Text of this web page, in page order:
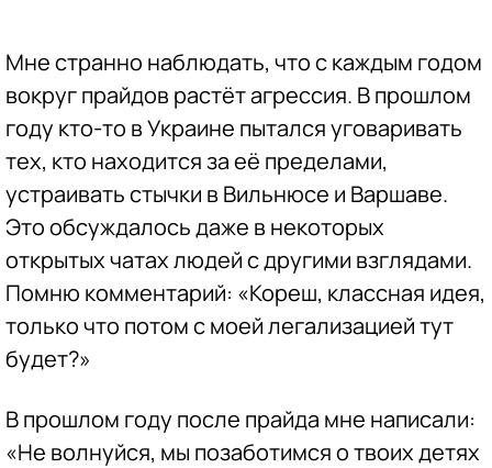
Мне странно наблюдать, что с каждым годом
вокруг прайдов растёт агрессия. В прошлом
году кто-то в Украине пытался уговаривать
тех, кто находится за её пределами,
устраивать стычки в Вильнюсе и Варшаве.
Это обсуждалось даже в некоторых
открытых чатах людей с другими взглядами.
Помню комментарий: «Кореш, классная идея,
только что потом с моей легализацией тут
будет?»
В прошлом году после прайда мне написали:
«Не волнуйся, мы позаботимся о твоих детях